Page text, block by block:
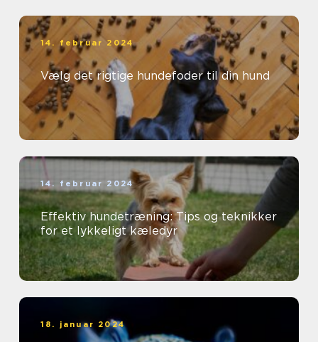
14. februar 2024
Vælg det rigtige hundefoder til din hund
14. februar 2024
Effektiv hundetræning: Tips og teknikker
for et lykkeligt kæledyr
18. januar 2024